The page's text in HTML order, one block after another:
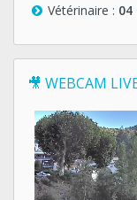
Vétérinaire : 04
🎥 WEBCAM